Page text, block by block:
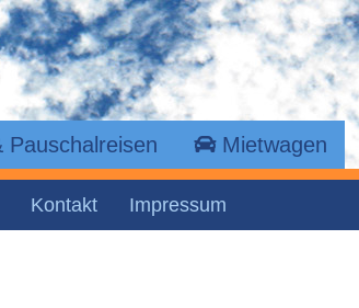
Mietwagen
Kontakt Impressum